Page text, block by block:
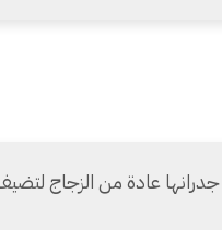
عادة من الزجاج